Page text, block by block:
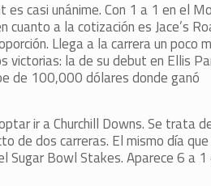
casi unánime. Con 1 a 1 en el
cuanto a la cotización es Jace’s
Llega a la carrera un poco
victorias: la de su debut en Ellis
de 100,000 dólares donde ganó
ir a Churchill Downs. Se trata
de dos carreras. El mismo día que
Sugar Bowl Stakes. Aparece 6 a 1